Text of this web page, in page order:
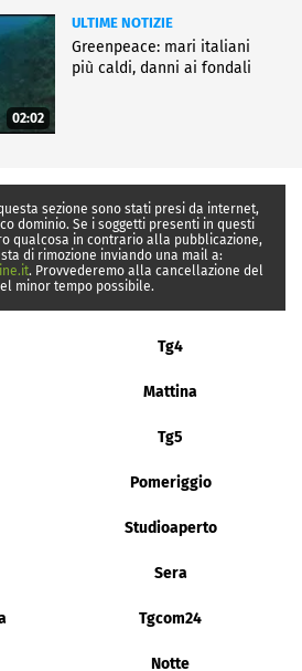
02:02
ULTIME NOTIZIE
Greenpeace: mari italiani
più caldi, danni ai fondali
sezione sono stati presi da internet,
dominio. Se i soggetti presenti in questi
qualcosa in contrario alla pubblicazione,
di rimozione inviando una mail a:
. Provvederemo alla cancellazione del
minor tempo possibile.
Tg4
Mattina
Tg5
Pomeriggio
Studioaperto
Sera
Tgcom24
Notte